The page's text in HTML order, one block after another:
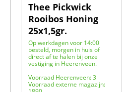
Thee Pickwick
Rooibos Honing
25x1,5gr.
Op werkdagen voor 14:00
besteld, morgen in huis of
direct af te halen bij onze
vestiging in Heerenveen.
Voorraad Heerenveen: 3
Voorraad externe magazijn: